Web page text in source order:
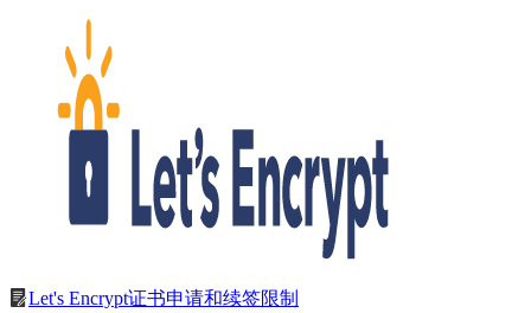
Let's Encrypt证书申请和续签限制